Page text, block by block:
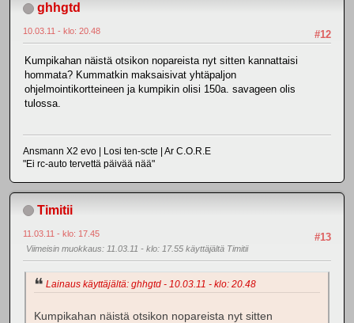
ghhgtd
#12
10.03.11 - klo: 20.48
Kumpikahan näistä otsikon nopareista nyt sitten kannattaisi
hommata? Kummatkin maksaisivat yhtäpaljon
ohjelmointikortteineen ja kumpikin olisi 150a. savageen olis
tulossa.
Ansmann X2 evo | Losi ten-scte | Ar C.O.R.E
"Ei rc-auto tervettä päivää nää"
Timitii
#13
11.03.11 - klo: 17.45
Viimeisin muokkaus: 11.03.11 - klo: 17.55 käyttäjältä Timitii
Lainaus käyttäjältä: ghhgtd - 10.03.11 - klo: 20.48
Kumpikahan näistä otsikon nopareista nyt sitten